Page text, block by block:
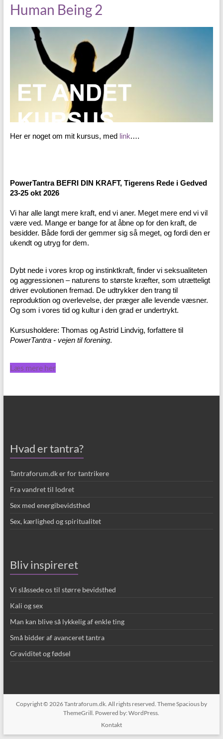
Human Being 2
Her er noget om mit kursus, med link.…
PowerTantra BEFRI DIN KRAFT, Tigerens Rede i Gedved
23-25 okt 2026
Vi har alle langt mere kraft, end vi aner. Meget mere end vi vil
være ved. Mange er bange for at åbne op for den kraft, de
besidder. Både fordi der gemmer sig så meget, og fordi den er
ukendt og utryg for dem.
Dybt nede i vores krop og instinktkraft, finder vi seksualiteten
og aggressionen – naturens to største kræfter, som utrætteligt
driver evolutionen fremad. De udtrykker den trang til
reproduktion og overlevelse, der præger alle levende væsner.
Og som i vores tid og kultur i den grad er undertrykt.
Kursusholdere: Thomas og Astrid Lindvig, forfattere til
PowerTantra - vejen til forening.
Læs mere her
Hvad er tantra?
Tantraforum.dk er for tantrikere
Fra vandret til lodret
Sex med energibevidsthed
Sex, kærlighed og spiritualitet
Bliv inspireret
Vi slåssede os til større bevidsthed
Kali og sex
Man kan blive så lykkelig af enkle ting
Små bidder af avanceret tantra
Graviditet og fødsel
Copyright © 2026Tantraforum.dk. All rights reserved. ThemeSpaciousby
ThemeGrill. Powered by:WordPress
Kontakt